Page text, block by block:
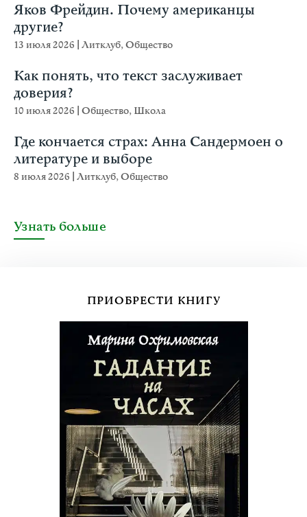
Яков Фрейдин. Почему американцы
другие?
13 июля 2026 Литклуб,Общество
Как понять, что текст заслуживает
доверия?
10 июля 2026 Общество, Школа
Где кончается страх: Анна Сандермоен о
литературе и выборе
8 июля 2026 Литклуб,Общество
Узнать больше
ПРИОБРЕСТИ КНИГУ